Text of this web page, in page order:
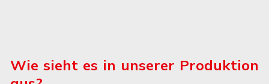
Wie sieht es in unserer Produktion